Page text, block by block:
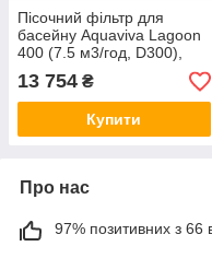
Пісочний фільтр для
басейну Aquaviva Lagoon
400 (7.5 м3/год, D300),
фільтраційна система для
каркасного басейну
13 754 ₴
Купити
Про нас
97% позитивних з 66